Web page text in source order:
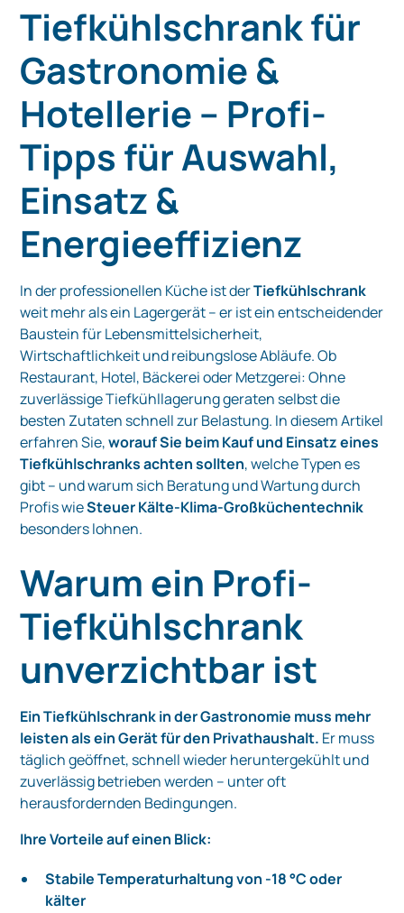
Tiefkühlschrank für
Gastronomie &
Hotellerie – Profi-
Tipps für Auswahl,
Einsatz &
Energieeffizienz
In der professionellen Küche ist derTiefkühlschrank
weit mehr als ein Lagergerät – er ist ein entscheidender
Baustein für Lebensmittelsicherheit,
Wirtschaftlichkeit und reibungslose Abläufe. Ob
Restaurant, Hotel, Bäckerei oder Metzgerei: Ohne
zuverlässige Tiefkühllagerung geraten selbst die
besten Zutaten schnell zur Belastung. In diesem Artikel
erfahren Sie,worauf Sie beim Kauf und Einsatz eines
Tiefkühlschranks achten sollten, welche Typen es
gibt – und warum sich Beratung und Wartung durch
Profis wieSteuer Kälte-Klima-Großküchentechnik
besonders lohnen.
Warum ein Profi-
Tiefkühlschrank
unverzichtbar ist
Ein Tiefkühlschrank in der Gastronomie muss mehr
leisten als ein Gerät für den Privathaushalt. Er muss
täglich geöffnet, schnell wieder heruntergekühlt und
zuverlässig betrieben werden – unter oft
herausfordernden Bedingungen.
Ihre Vorteile auf einen Blick:
Stabile Temperaturhaltung von -18 °C oder
kälter